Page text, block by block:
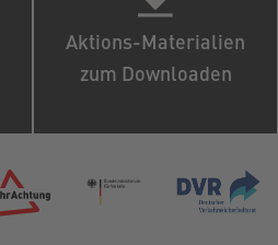
Aktions-Materialien
zum Downloaden